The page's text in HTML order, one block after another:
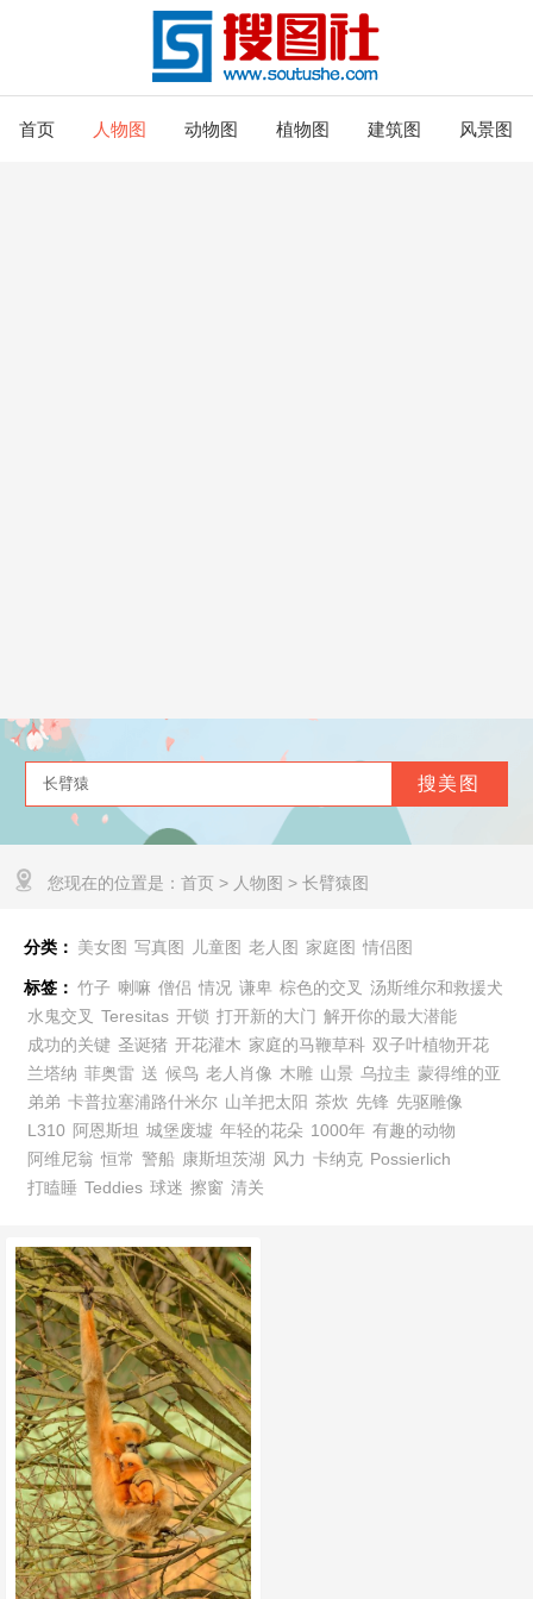
首页 人物图 动物图 植物图 建筑图 风景图
您现在的位置是： 首页 > 人物图 > 长臂猿图
分类： 美女图 写真图 儿童图 老人图 家庭图 情侣图
标签： 竹子 喇嘛 僧侣 情况 谦卑 棕色的交叉 汤斯维尔和救援犬
水鬼交叉 Teresitas 开锁 打开新的大门 解开你的最大潜能
成功的关键 圣诞猪 开花灌木 家庭的马鞭草科 双子叶植物开花
兰塔纳 菲奥雷 送 候鸟 老人肖像 木雕 山景 乌拉圭 蒙得维的亚
弟弟 卡普拉塞浦路什米尔 山羊把太阳 茶炊 先锋 先驱雕像
L310 阿恩斯坦 城堡废墟 年轻的花朵 1000年 有趣的动物
阿维尼翁 恒常 警船 康斯坦茨湖 风力 卡纳克 Possierlich
打瞌睡 Teddies 球迷 擦窗 清关